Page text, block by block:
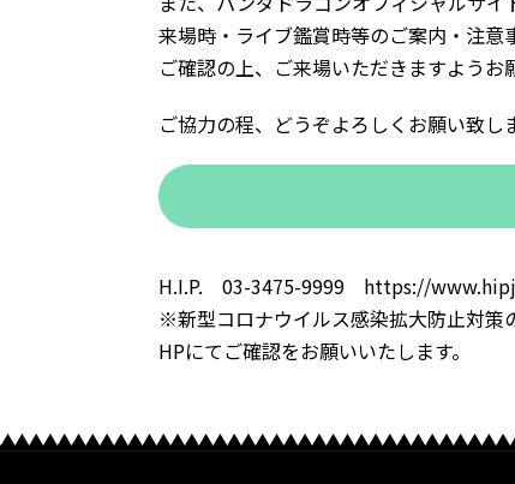
来場時・ライブ鑑賞時等のご案内・注意
ご確認の上、ご来場いただきますようお
ご協力の程、どうぞよろしくお願い致し
H.I.P. 03-3475-9999 https://
※新型コロナウイルス感染拡大防止対策
HPにてご確認をお願いいたします。